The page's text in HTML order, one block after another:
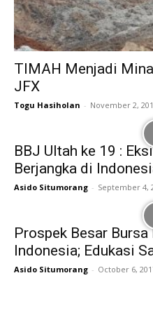
TIMAH Menjadi
JFX
Togu Hasiholan - November 2,
BBJ Ultah ke 19 :
Berjangka di
Asido Situmorang - September 4,
Prospek Besar Bursa
Indonesia; Edukasi
Asido Situmorang - October 6,